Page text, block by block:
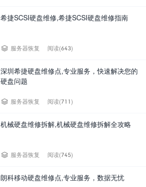
希捷SCSI硬盘维修,希捷SCSI硬盘维修指南
服务器恢复 阅读(643)
深圳希捷硬盘维修点,专业服务，快速解决您的
硬盘问题
服务器恢复 阅读(711)
机械硬盘维修拆解,机械硬盘维修拆解全攻略
服务器恢复 阅读(745)
朗科移动硬盘维修点,专业服务，数据无忧